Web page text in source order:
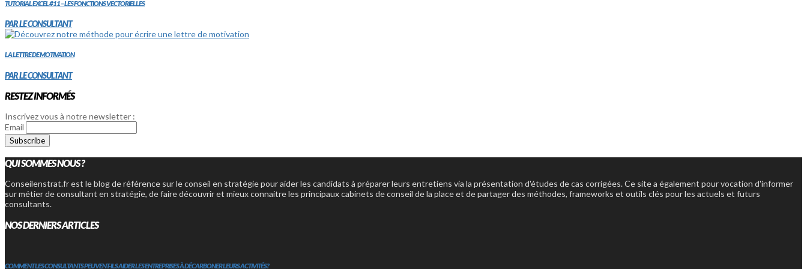
TUTORIAL EXCEL #11 – LES FONCTIONS VECTORIELLES
PAR LE CONSULTANT
LA LETTRE DE MOTIVATION
PAR LE CONSULTANT
RESTEZ INFORMÉS
Inscrivez vous à notre newsletter :
Email
QUI SOMMES NOUS ?
Conseilenstrat.fr est le blog de référence sur le conseil en stratégie pour aider les candidats à préparer leurs entretiens via la présentation d'études de cas corrigées. Ce site a également pour vocation d'informer
sur métier de consultant en stratégie, de faire découvrir et mieux connaitre les principaux cabinets de conseil de la place et de partager des méthodes, frameworks et outils clés pour les actuels et futurs
consultants.
NOS DERNIERS ARTICLES
COMMENT LES CONSULTANTS PEUVENT-ILS AIDER LES ENTREPRISES À DÉCARBONER LEURS ACTIVITÉS?